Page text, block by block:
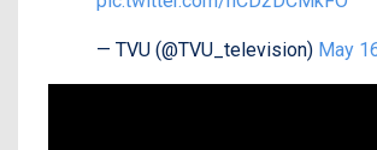
— TVU (@TVU_television) May